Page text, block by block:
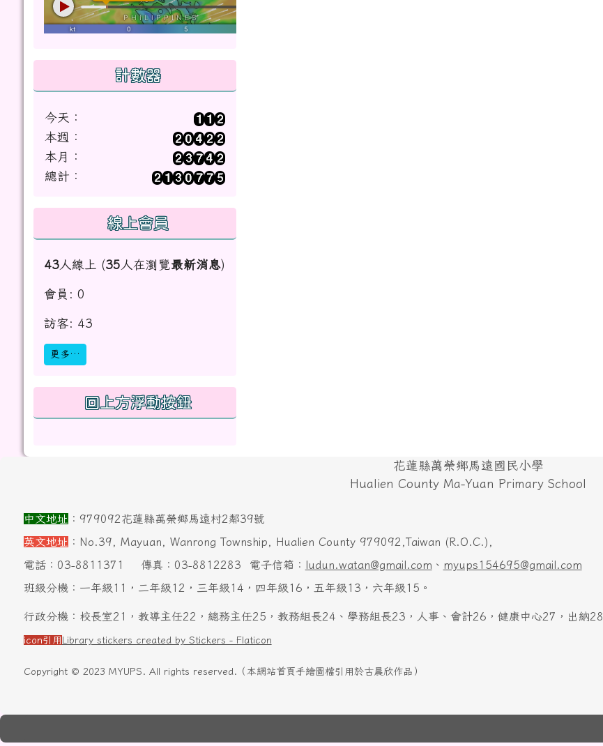
計數器
今天：
本週：
本月：
總計：
線上會員
43人線上 (35 人在瀏覽最新消息)
會員: 0
訪客: 43
更多…
回上方浮動按鈕
花蓮縣萬榮鄉馬遠國民小學
Hualien County Ma-Yuan Primary School
中文地址 ：979092花蓮縣萬榮鄉馬遠村2鄰39號
英文地址 ：No.39, Mayuan, Wanrong Township, Hualien County 979092,Taiwan (R.O.C.),
電話：03-8811371 傳真：03-8812283 電子信箱： ludun.watan@gmail.com 、 myups154695@gmail.com
班級分機：一年級11，二年級12，三年級14，四年級16，五年級13，六年級15。
行政分機：校長室21，教導主任22，總務主任25，教務組長24、學務組長23，人事、會計26，健康中心27，出納28
icon引用 Library stickers created by Stickers - Flaticon
Copyright © 2023 MYUPS. All rights reserved.（本網站首頁手繪圖檔引用於古晨欣作品）